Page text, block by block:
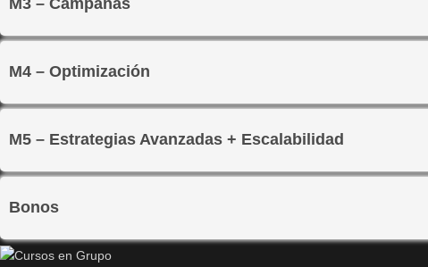
M3 – Campañas
M4 – Optimización
M5 – Estrategias Avanzadas + Escalabilidad
Bonos